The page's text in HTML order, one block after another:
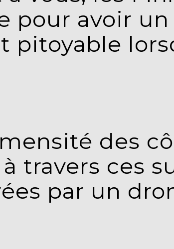
pour avoir un
pitoyable
des
travers ces
par un